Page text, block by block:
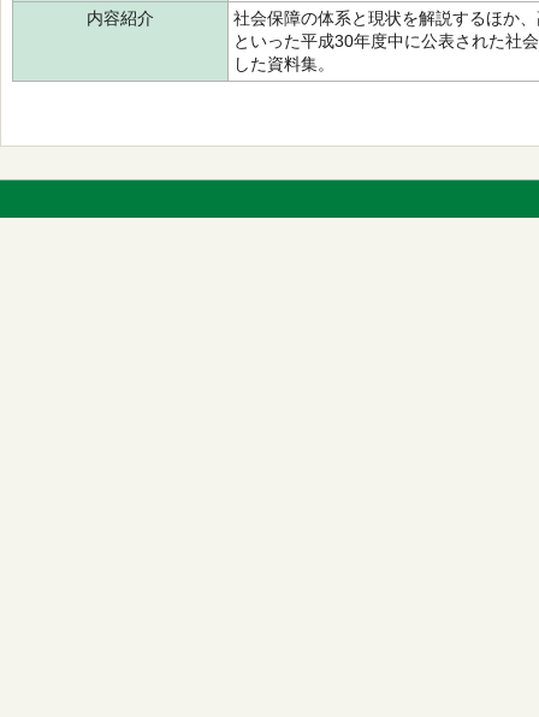
内容紹介
社会保障の体系と現状を解説するほか
といった平成30年度中に公表された社
した資料集。